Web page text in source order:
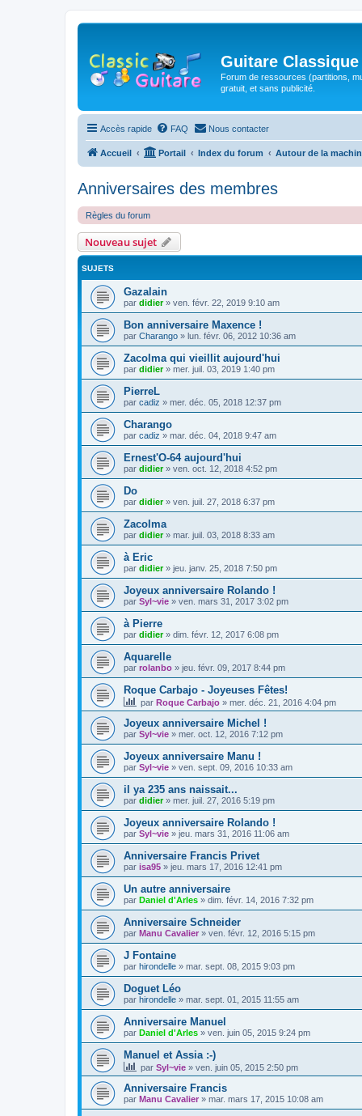
Guitare Classique
Forum de ressources (partitions,
gratuit, et sans publicité.
Accès rapide FAQ Nous contacter
Accueil Portail Index du forum Autour de la
Anniversaires des membres
Règles du forum
Nouveau sujet
SUJETS
Gazalain
par didier» ven. févr. 22, 2019 9:10 am
Bon anniversaire Maxence !
par Charango » lun. févr. 06, 2012 10:36 am
Zacolma qui vieillit aujourd'hui
par didier» mer. juil. 03, 2019 1:40 pm
PierreL
par cadiz » mer. déc. 05, 2018 12:37 pm
Charango
par cadiz » mar. déc. 04, 2018 9:47 am
Ernest'O-64 aujourd'hui
par didier» ven. oct. 12, 2018 4:52 pm
Do
par didier» ven. juil. 27, 2018 6:37 pm
Zacolma
par didier» mar. juil. 03, 2018 8:33 am
à Eric
par didier» jeu. janv. 25, 2018 7:50 pm
Joyeux anniversaire Rolando !
par Syl~vie » ven. mars 31, 2017 3:02 pm
à Pierre
par didier» dim. févr. 12, 2017 6:08 pm
Aquarelle
par rolanbo » jeu. févr. 09, 2017 8:44 pm
Roque Carbajo - Joyeuses Fêtes!
par Roque Carbajo » mer. déc. 21, 2016 4:04 pm
Joyeux anniversaire Michel !
par Syl~vie » mer. oct. 12, 2016 7:12 pm
Joyeux anniversaire Manu !
par Syl~vie » ven. sept. 09, 2016 10:33 am
il ya 235 ans naissait...
par didier» mer. juil. 27, 2016 5:19 pm
Joyeux anniversaire Rolando !
par Syl~vie » jeu. mars 31, 2016 11:06 am
Anniversaire Francis Privet
par isa95 » jeu. mars 17, 2016 12:41 pm
Un autre anniversaire
par Daniel d'Arles » dim. févr. 14, 2016 7:32 pm
Anniversaire Schneider
par Manu Cavalier » ven. févr. 12, 2016 5:15 pm
J Fontaine
par hirondelle » mar. sept. 08, 2015 9:03 pm
Doguet Léo
par hirondelle » mar. sept. 01, 2015 11:55 am
Anniversaire Manuel
par Daniel d'Arles » ven. juin 05, 2015 9:24 pm
Manuel et Assia :-)
par Syl~vie » ven. juin 05, 2015 2:50 pm
Anniversaire Francis
par Manu Cavalier » mar. mars 17, 2015 10:08 am